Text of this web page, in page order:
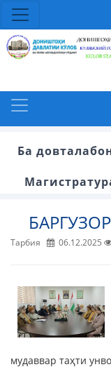
Ба
Тарбия 06.12.2025
мудаввар таҳти